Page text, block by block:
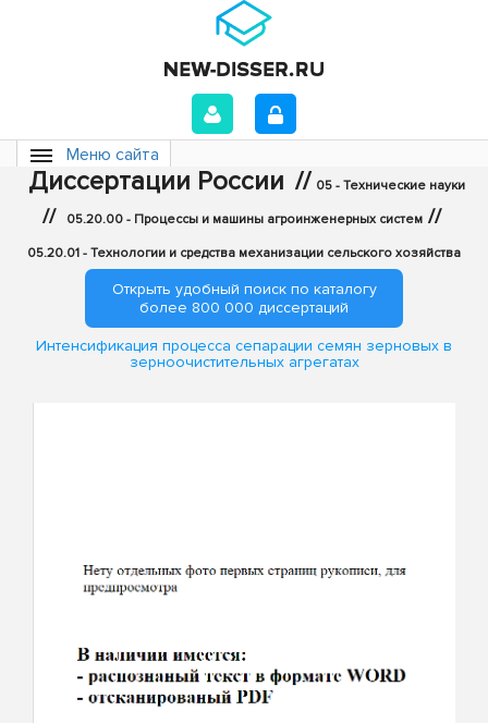
Меню сайта
Диссертации России // 05 - Технические науки
// 05.20.00 - Процессы и машины агроинженерных систем //
05.20.01 - Технологии и средства механизации сельского хозяйства
Открыть удобный поиск по каталогу
более 800 000 диссертаций
Интенсификация процесса сепарации семян зерновых в
зерноочистительных агрегатах